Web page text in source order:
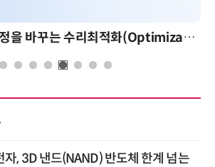
AI 시대의 의사결정을 바꾸는 수리최적화(Optimization): 실제 산업 적용 사례와 활용 전략
, 3D 낸드(NAND) 반도체 한계 넘는